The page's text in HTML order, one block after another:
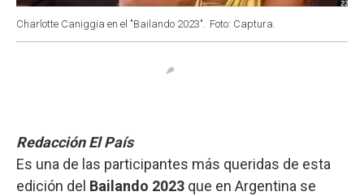
Charlotte Caniggia en el "Bailando 2023". Foto: Captura.
Redacción El País
Es una de las participantes más queridas de esta
edición del Bailando 2023 que en Argentina se